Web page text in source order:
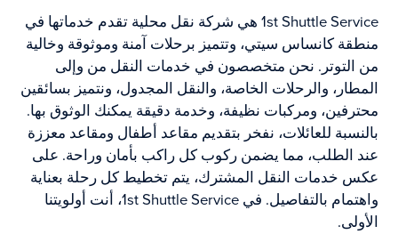
1st Shuttle Service هي شركة نقل محلية تقدم خدماتها في
منطقة كانساس سيتي، وتتميز برحلات آمنة وموثوقة وخالية
من التوتر. نحن متخصصون في خدمات النقل من وإلى
المطار، والرحلات الخاصة، والنقل المجدول، ونتميز بسائقين
محترفين، ومركبات نظيفة، وخدمة دقيقة يمكنك الوثوق بها.
بالنسبة للعائلات، نفخر بتقديم مقاعد أطفال ومقاعد معززة
عند الطلب، مما يضمن ركوب كل راكب بأمان وراحة. على
عكس خدمات النقل المشترك، يتم تخطيط كل رحلة بعناية
واهتمام بالتفاصيل. في 1st Shuttle Service، أنت أولويتنا
الأولى.